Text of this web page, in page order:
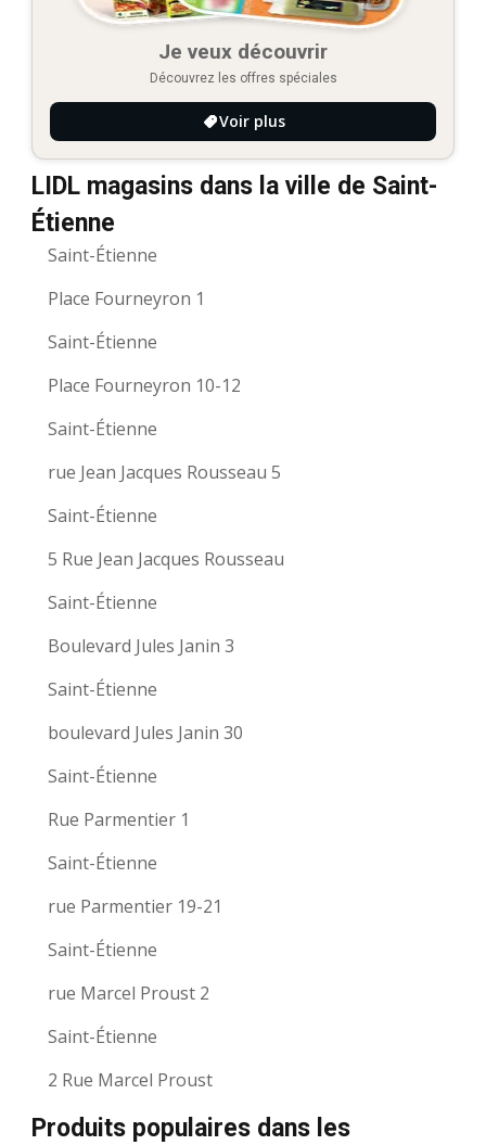
Je veux découvrir
Découvrez les offres spéciales
Voir plus
LIDL magasins dans la ville de Saint-
Étienne
Saint-Étienne
Place Fourneyron 1
Saint-Étienne
Place Fourneyron 10-12
Saint-Étienne
rue Jean Jacques Rousseau 5
Saint-Étienne
5 Rue Jean Jacques Rousseau
Saint-Étienne
Boulevard Jules Janin 3
Saint-Étienne
boulevard Jules Janin 30
Saint-Étienne
Rue Parmentier 1
Saint-Étienne
rue Parmentier 19-21
Saint-Étienne
rue Marcel Proust 2
Saint-Étienne
2 Rue Marcel Proust
Produits populaires dans les